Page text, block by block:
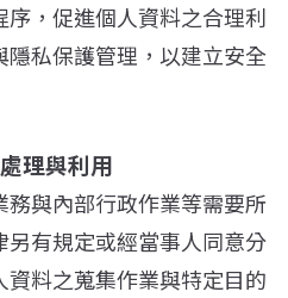
，促進個人資料之合理利
私保護管理，以建立安全
理與利用
與內部行政作業等需要所
有規定或經當事人同意分
料之蒐集作業與特定目的